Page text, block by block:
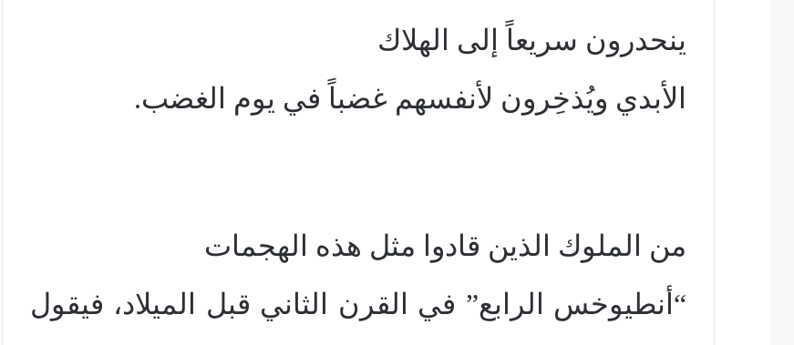
ينحدرون سريعاً إلى الهلاك
الأبدي ويُذخِرون لأنفسهم غضباً في يوم الغضب.
من الملوك الذين قادوا مثل هذه الهجمات
“أنطيوخس الرابع” في القرن الثاني قبل الميلاد، فيقول